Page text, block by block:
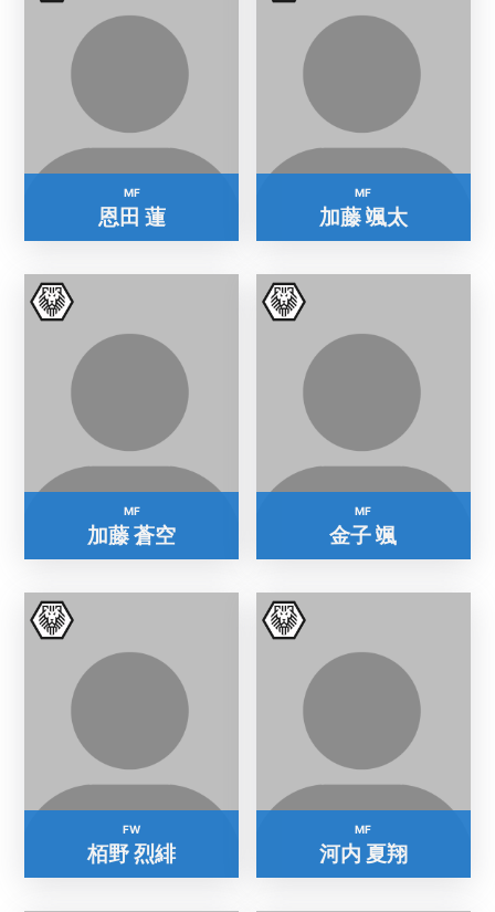
MF
恩田 蓮
MF
加藤 颯太
MF
加藤 蒼空
MF
金子 颯
FW
栢野 烈緋
MF
河内 夏翔